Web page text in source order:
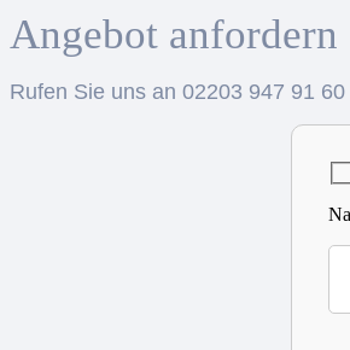
Angebot anfordern
Rufen Sie uns an 02203 947 91